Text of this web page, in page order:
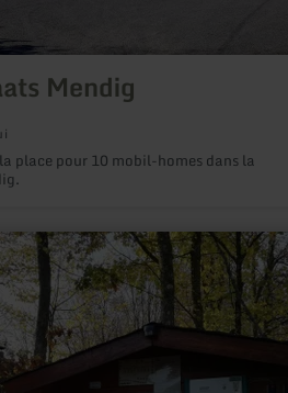
Mendig
place pour 10 mobil-homes dans la